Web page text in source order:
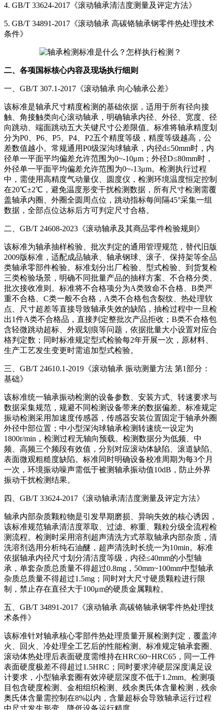
4. GB/T 33624-2017《滚动轴承清洁度测量及评定方法》
5. GB/T 34891-2017《滚动轴承 高碳铬轴承钢零件热处理技术
条件》
二、各项国标核心内容及现场执行细则
一、GB/T 307.1-2017《滚动轴承 向心轴承公差》
该标准是轴承尺寸精度检测的基础依据，适用于所有径向接
触、角接触类向心滚动轴承，明确轴承内径、外径、宽度、径
向跳动、端面跳动五大关键尺寸公差限值。标准将轴承精度划
分为P0、P6、P5、P4、P2五个精度等级，精度等级越高，公
差数值越小。常规通用P0级深沟球轴承，内径d≤50mm时，内
径单一平面平均偏差允许范围为0~-10μm；外径D≤80mm时，
外径单一平面平均偏差允许范围为0~-13μm。检测执行过程
中，需使用高精度气动量仪、圆度仪，检测环境温度恒定控制
在20℃±2℃，避免温度形变干扰检测数据，所有尺寸检测需覆
盖轴承内圈、外圈全圆周点位，跳动指标每间隔45°采集一组
数据，全部点位达标后方可判定尺寸合格。
二、GB/T 24608-2023《滚动轴承及其商品零件检验规则》
该标准为轴承抽样检验、批次判定的通用管理规范，替代旧版
2009版标准，适配成品轴承、轴承钢球、滚子、保持架等全品
类轴承零部件检验。标准划分出厂检验、型式检验、到货复检
三类检验场景，明确不同批量产品的抽样方案、不合格分类、
批次接收准则。标准将不合格项分为A类致命不合格、B类严
重不合格、C类一般不合格，A类不合格包含裂纹、热处理软
点、尺寸超差等直接导致轴承失效的缺陷，抽检过程中一旦检
出1件A类不合格品，直接判定整批次产品拒收；B类不合格包
含轻微跳动超标、外观划痕等问题，依据批量大小设置对应合
格判定数；同时标准规定型式检验每2年开展一次，原材料、
生产工艺发生变更时需追加型式检验。
三、GB/T 24610.1-2019《滚动轴承 振动测量方法 第1部分：
基础》
该标准统一轴承振动检测的设备参数、安装方式、转速要求与
数据采集规范，规避不同检测设备带来的数据偏差。标准规定
振动检测采用加速度传感器，传感器安装位置固定于轴承外圈
外径中部位置；中小型深沟球轴承检测转速统一设定为
1800r/min，检测过程无轴向预载。检测数据分为低频、中
频、高频三个频段有效值，分别对应滚动体缺陷、滚道缺陷、
表面微观粗糙度缺陷。标准同时明确设备校准周期为每3个月
一次，环境振动噪声需低于被测轴承振动值10dB，防止外界
振动干扰检测结果。
四、GB/T 33624-2017《滚动轴承清洁度测量及评定方法》
轴承内部杂质颗粒物是引发早期磨损、异响失效的核心诱因，
该标准规范轴承清洁度萃取、过滤、称重、颗粒分级全流程检
测流程。检测时采用溶剂超声清洗方式萃取轴承内部杂质，清
洗溶剂选用分析纯石油醚，超声清洗时长统一为10min。标准
依据轴承内径尺寸划分清洁度等级，内径≤40mm的小型轴
承，单套杂质总质量不得超过0.8mg，50mm~100mm中型轴承
杂质总质量不得超过1.5mg；同时对大尺寸硬质颗粒进行限
制，禁止存在直径大于100μm的硬质金属颗粒。
五、GB/T 34891-2017《滚动轴承 高碳铬轴承钢零件热处理技
术条件》
该标准针对轴承核心零部件热处理质量开展检测判定，覆盖淬
火、回火、冷处理全工艺后的性能检测。标准规定轴承套圈、
滚动体热处理后表面硬度需维持在HRC60~HRC65，同一工件
表面硬度极差不得超过1.5HRC；同时要求淬硬层深度满足设
计要求，小型轴承套圈有效淬硬层深度不低于1.2mm。检测项
目包含硬度检测、金相组织检测、残余奥氏体含量检测，残余
奥氏体含量需控制在8%以内，含量超标会导致轴承运行过程
中尺寸发生形变，降低设备运行精度。